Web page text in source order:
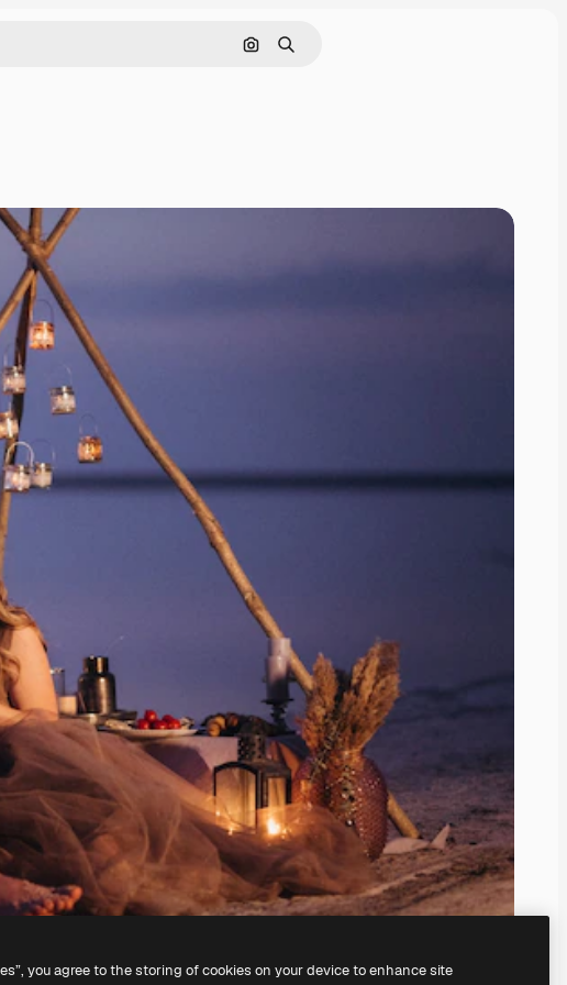
Hledat podle obrázku
Hledat
you agree to the storing of cookies on your device to enhance site